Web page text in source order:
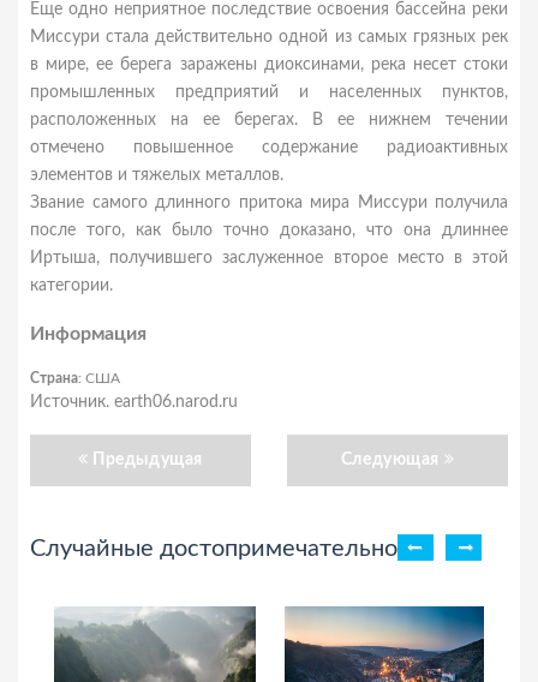
Еще одно неприятное последствие освоения бассейна реки
Миссури стала действительно одной из самых грязных рек
в мире, ее берега заражены диоксинами, река несет стоки
промышленных предприятий и населенных пунктов,
расположенных на ее берегах. В ее нижнем течении
отмечено повышенное содержание радиоактивных
элементов и тяжелых металлов.
Звание самого длинного притока мира Миссури получила
после того, как было точно доказано, что она длиннее
Иртыша, получившего заслуженное второе место в этой
категории.
Информация
Страна: США
Источник. earth06.narod.ru
Предыдущая Следующая
Случайные достопримечательности